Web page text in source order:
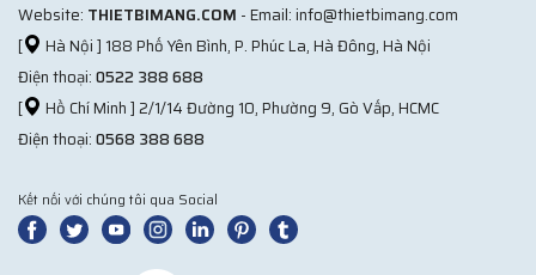
Website: THIETBIMANG.COM - Email: info@thietbimang.com
[
Hà Nội ] 188 Phố Yên Bình, P. Phúc La, Hà Đông, Hà Nội
Điện thoại:0522 388 688
[
Hồ Chí Minh ] 2/1/14 Đường 10, Phường 9, Gò Vấp, HCMC
Điện thoại:0568 388 688
Kết nối với chúng tôi qua Social